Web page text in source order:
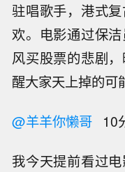
驻唱歌手，港式
欢。电影通过保
风买股票的悲剧
醒大家天上掉的可
@羊羊你懒哥 10
我今天提前看过